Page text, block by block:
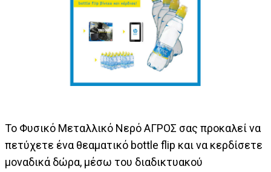
Το Φυσικό Μεταλλικό Νερό ΑΓΡΟΣ σας προκαλεί να
πετύχετε ένα θεαματικό bottle flip και να κερδίσετε
μοναδικά δώρα, μέσω του διαδικτυακού